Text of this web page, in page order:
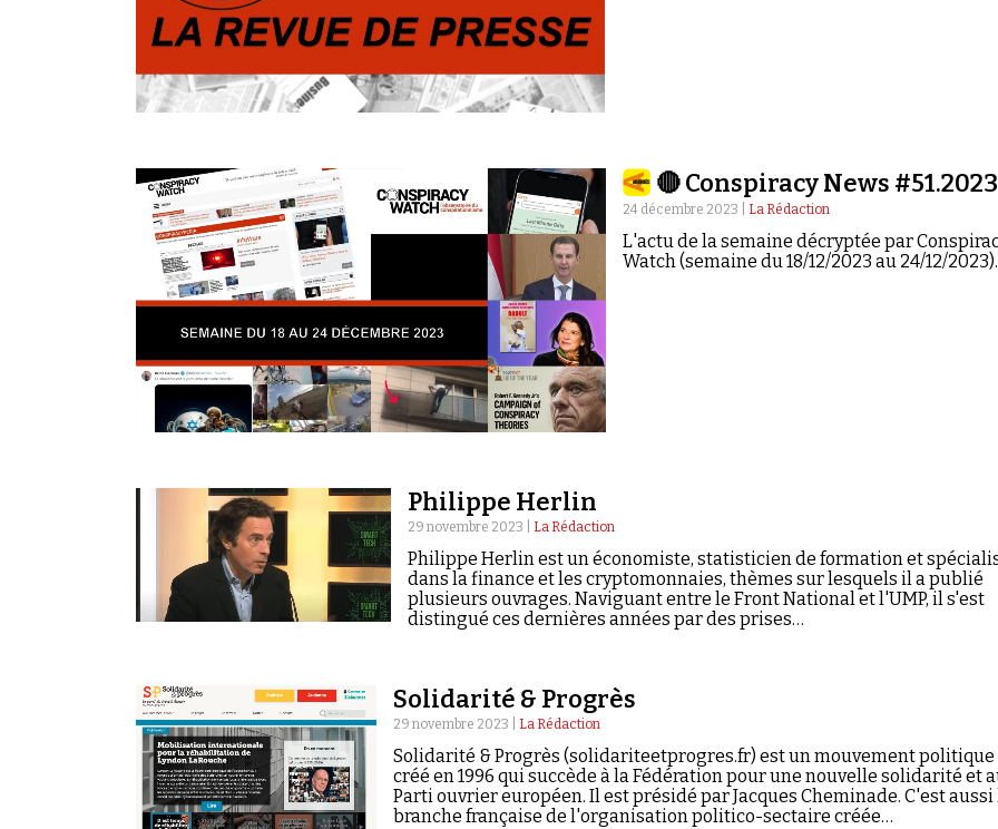
🔴 Conspiracy News #51.2023
24 décembre 2023 | La Rédaction
L'actu de la semaine décryptée par
Watch (semaine du 18/12/2023 au 24/12/2023).
Philippe Herlin
29 novembre 2023 | La Rédaction
Philippe Herlin est un économiste, statisticien de formation et
dans la finance et les cryptomonnaies, thèmes sur lesquels il a publié
plusieurs ouvrages. Naviguant entre le Front National et l'UMP, il s'est
distingué ces dernières années par des prises…
Solidarité & Progrès
29 novembre 2023 | La Rédaction
Solidarité & Progrès (solidariteetprogres.fr) est un mouvement politique
créé en 1996 qui succède à la Fédération pour une nouvelle solidarité et
Parti ouvrier européen. Il est présidé par Jacques Cheminade. C'est aussi
branche française de l'organisation politico-sectaire créée…